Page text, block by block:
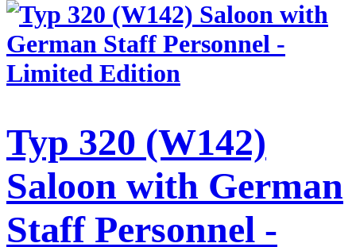
Typ 320 (W142)
Saloon with German
Staff Personnel -